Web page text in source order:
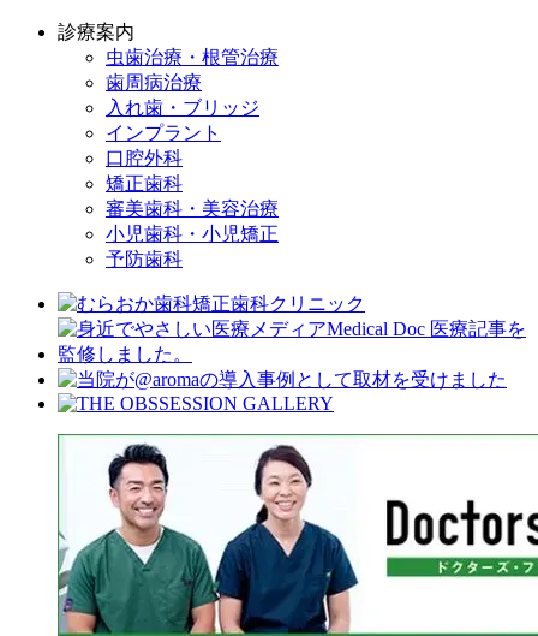
診療案内
虫歯治療・根管治療
歯周病治療
入れ歯・ブリッジ
インプラント
口腔外科
矯正歯科
審美歯科・美容治療
小児歯科・小児矯正
予防歯科